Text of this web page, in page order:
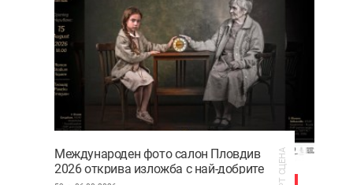
Международен фото салон Пловдив
2026 открива изложба с най-добрите
АРТ СЦЕНА